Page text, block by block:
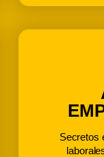
Secretos